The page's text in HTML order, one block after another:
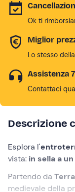
Ok ti
Miglior
Lo stesso
Assistenza
Contattaci
Descrizione
Esplora l'
vista: in sella a
Partendo da
medievale della